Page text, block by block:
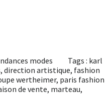
modes Tags : karl
, direction artistique, fashion
wertheimer, paris fashion
de vente, marteau,